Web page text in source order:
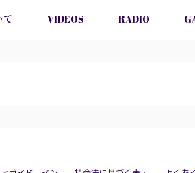
て VIDEOS RADIO